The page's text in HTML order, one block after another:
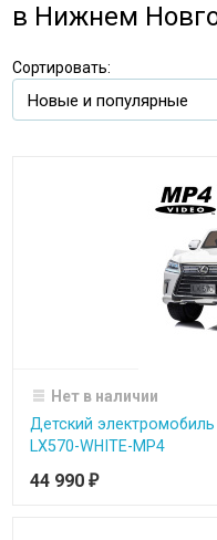
в Нижнем
Сортировать:
Нет в наличии
Детский электромобиль
LX570-WHITE-MP4
44 990 ₽